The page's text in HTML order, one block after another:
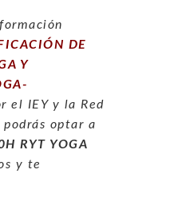
DE
Y
el IEY y la Red
podrás optar a
RYT YOGA
y te